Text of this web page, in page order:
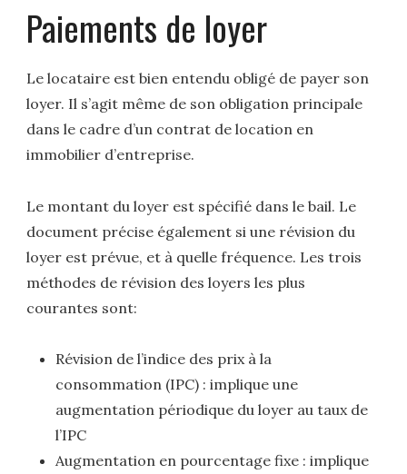
Paiements de loyer
Le locataire est bien entendu obligé de payer son
loyer. Il s’agit même de son obligation principale
dans le cadre d’un contrat de location en
immobilier d’entreprise.
Le montant du loyer est spécifié dans le bail. Le
document précise également si une révision du
loyer est prévue, et à quelle fréquence. Les trois
méthodes de révision des loyers les plus
courantes sont:
Révision de l’indice des prix à la
consommation (IPC) : implique une
augmentation périodique du loyer au taux de
l’IPC
Augmentation en pourcentage fixe : implique